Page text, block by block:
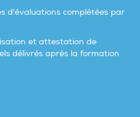
d'évaluations complétées par
et attestation de
délivrés après la formation